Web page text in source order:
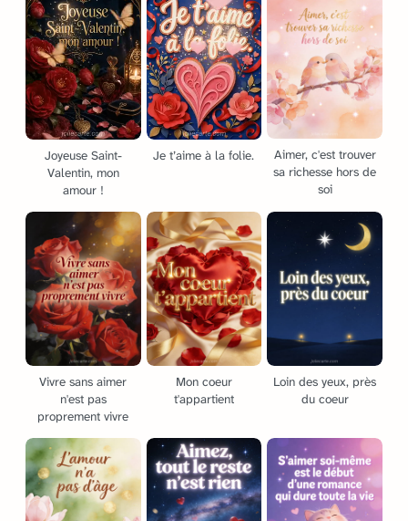
Joyeuse Saint-
Valentin, mon
amour !
Je t’aime à la folie.
Aimer, c'est trouver
sa richesse hors de
soi
Vivre sans aimer
n'est pas
proprement vivre
Mon coeur
t'appartient
Loin des yeux, près
du coeur